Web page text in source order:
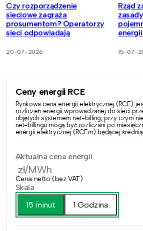
Czy rozporządzenie
sieciowe zagraża
prosumentom? Operatorzy
sieci odpowiadają
20-07-2026
Rząd
15-07-
Ceny energii RCE
Rynkowa cena energii elektrycznej (RCE)
rozliczeń energii wprowadzanej do sieci
objętych systemem net-billing, przy czym
net-billingu mogą być rozliczani po
energii elektrycznej (RCEm) będącej
Aktualna cena energii
zł/MWh
Cena netto (bez VAT)
Skala
15 minut
1 Godzina